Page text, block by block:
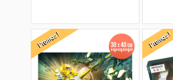
Promos ! Promos !